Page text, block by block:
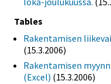
Tables
Rakentamisen
(15.3.2006)
Rakentamisen
(Excel) (15.3.2006)